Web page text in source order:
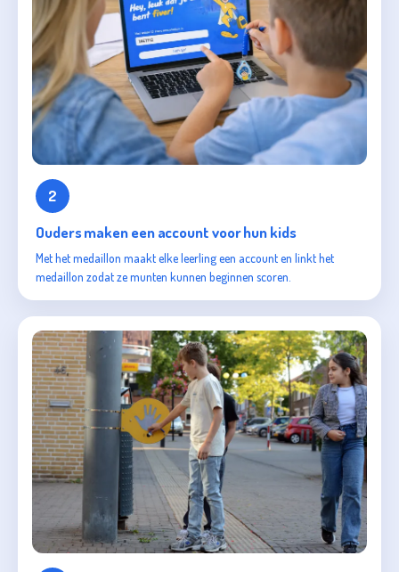
2
Ouders maken een account voor hun kids
Met het medaillon maakt elke leerling een account en linkt het
medaillon zodat ze munten kunnen beginnen scoren.